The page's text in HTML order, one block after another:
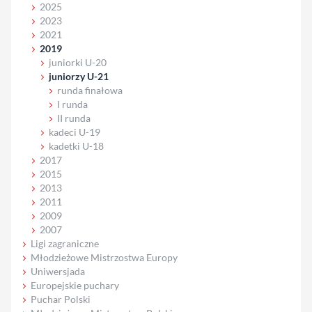
2025
2023
2021
2019
juniorki U-20
juniorzy U-21
runda finałowa
I runda
II runda
kadeci U-19
kadetki U-18
2017
2015
2013
2011
2009
2007
Ligi zagraniczne
Młodzieżowe Mistrzostwa Europy
Uniwersjada
Europejskie puchary
Puchar Polski